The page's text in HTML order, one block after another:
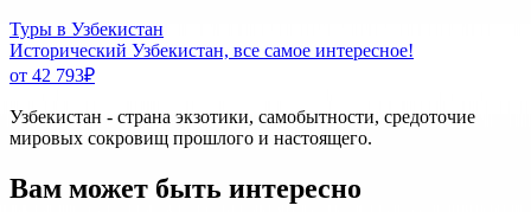
Туры в Узбекистан
Исторический Узбекистан, все самое интересное!
от 42 793₽
Узбекистан - страна экзотики, самобытности, средоточие
мировых сокровищ прошлого и настоящего.
Вам может быть интересно